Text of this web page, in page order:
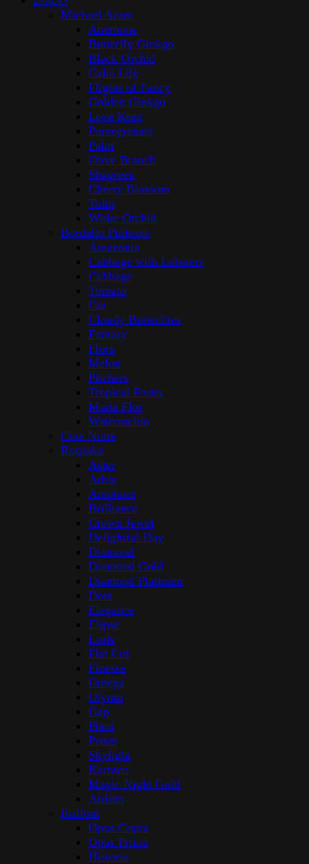
Michael Aram
Anemone
Butterfly Ginkgo
Black Orchid
Calla Lily
Flights of Fancy
Golden Ginkgo
Love Knot
Pomegranate
Palm
Olive Branch
Shagreen
Cherry Blossom
Tulip
White Orchid
Bordallo Pinheiro
Amazōnia
Cabbage with Lobsters
Cabbage
Tomato
Cat
Cloudy Butterflies
Fantasy
Flora
Melon
Pitchers
Tropical Fruits
Maria Flor
Watermelon
Cote Noire
Rogaska
Aster
Adria
Amphora
Brilliance
Crown Jewel
Delightful Day
Diamond
Diamond Gold
Diamond Platinum
Dots
Elegance
Elipse
Loris
Flat Cut
Finesse
Omega
Olymp
Gap
Plant
Prism
Skylight
Karmen
Magic Night Gold
Atrium
Ruffoni
Opus Cupra
Opus Prima
Historia